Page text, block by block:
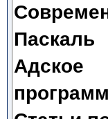
Паскаль
Адское